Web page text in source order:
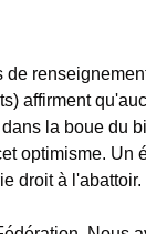
de
affirment
la boue du
optimisme. Un
droit à l'abattoir.